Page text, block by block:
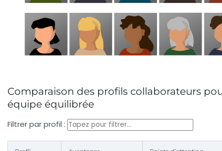
Comparaison des profils collaborateurs
équipe équilibrée
Filtrer par profil :